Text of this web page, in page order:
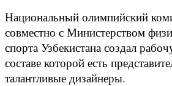
Национальный олимпийский
совместно с Министерством
спорта Узбекистана создал
составе которой есть
талантливые дизайнеры.